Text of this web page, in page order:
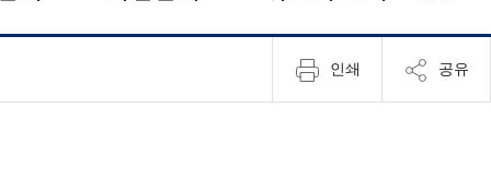
리
집
안
인쇄 공유